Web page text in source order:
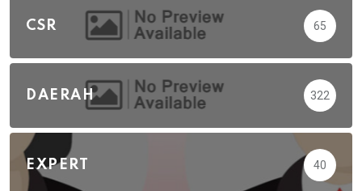
CSR 65
DAERAH 322
EXPERT 40